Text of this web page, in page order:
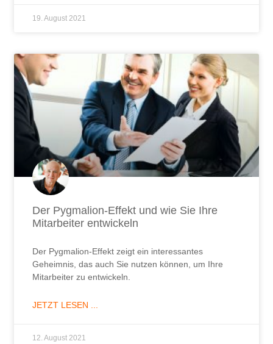
19. August 2021
Der Pygmalion-Effekt und wie Sie Ihre
Mitarbeiter entwickeln
Der Pygmalion-Effekt zeigt ein interessantes
Geheimnis, das auch Sie nutzen können, um Ihre
Mitarbeiter zu entwickeln.
JETZT LESEN ...
12. August 2021